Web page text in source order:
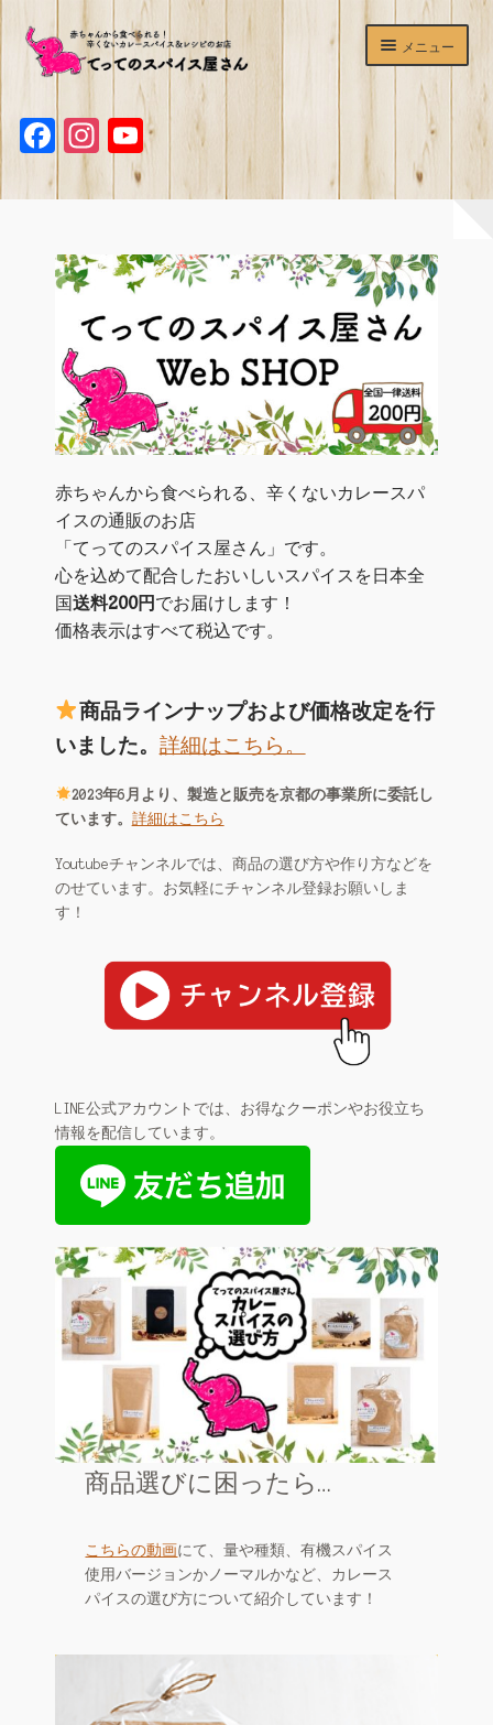
ナ
ビ
シ
ョ
コ
ン
ツ
へ
メニュー
ショップ
辛くないカレースパイス
マサラチャイミックス
デュカ
てってのスパイスが買える＆食べられるお店
よくあるご質問
お店の概要
お問い合わせ
マイアカウント
F
a
c
b
o
k
I
s
a
g
r
a
m
Y
u
u
b
e
C
h
a
n
n
e
l
赤ちゃんから食べられる、辛くないカレースパ
イスの通販のお店
「てってのスパイス屋さん」です。
心を込めて配合したおいしいスパイスを日本全
国送料200円 でお届けします！
価格表示はすべて税込です。
商品ラインナップおよび価格改定を行
いました。 詳細はこちら。
2023年6月より、製造と販売を京都の事業所に委託し
ています。 詳細はこちら
Youtubeチャンネルでは、商品の選び方や作り方などを
のせています。お気軽にチャンネル登録お願いしま
す！
LINE公式アカウントでは、お得なクーポンやお役立ち
情報を配信しています。
商品選びに困ったら…
こちらの動画にて、量や種類、有機スパイス
使用バージョンかノーマルかなど、カレース
パイスの選び方について紹介しています！